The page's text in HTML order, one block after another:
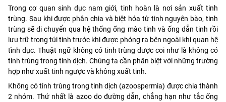
Trong cơ quan sinh dục nam giới, tinh hoàn là nơi sản xuất tinh
trùng. Sau khi được phân chia và biệt hóa từ tinh nguyên bào, tinh
trùng sẽ di chuyển qua hệ thống ống mào tinh và ống dẫn tinh rồi
lưu trữ trong túi tinh trước khi được phóng ra bên ngoài khi quan hệ
tình dục. Thuật ngữ không có tinh trùng được coi như là không có
tinh trùng trong tinh dịch. Chúng ta cần phân biệt với những trường
hợp như xuất tinh ngược và không xuất tinh.
Không có tinh trùng trong tinh dịch (azoospermia) được chia thành
2 nhóm. Thứ nhất là azoo do đường dẫn, chẳng hạn như tắc ống